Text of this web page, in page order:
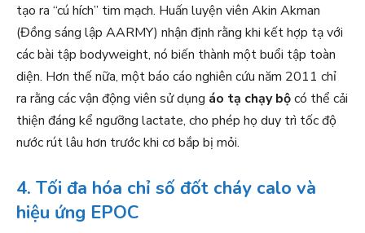
tạo ra “cú hích” tim mạch. Huấn luyện viên Akin Akman
(Đồng sáng lập AARMY) nhận định rằng khi kết hợp tạ với
các bài tập bodyweight, nó biến thành một buổi tập toàn
diện. Hơn thế nữa, một báo cáo nghiên cứu năm 2011 chỉ
ra rằng các vận động viên sử dụng áo tạ chạy bộcó thể cải
thiện đáng kể ngưỡng lactate, cho phép họ duy trì tốc độ
nước rút lâu hơn trước khi cơ bắp bị mỏi.
4. Tối đa hóa chỉ số đốt cháy calo và
hiệu ứng EPOC